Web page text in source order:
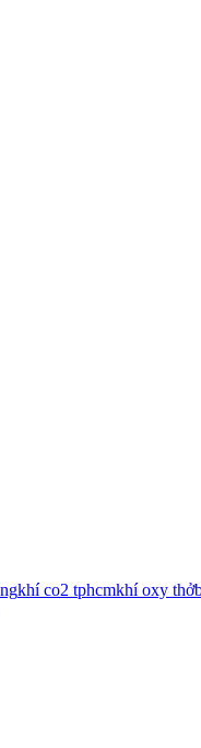
khí co2 tphcmkhí oxy thở